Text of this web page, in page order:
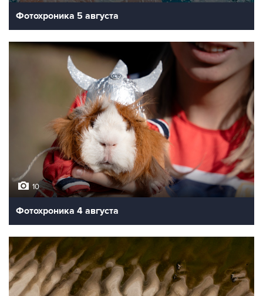
Фотохроника 5 августа
10
Фотохроника 4 августа